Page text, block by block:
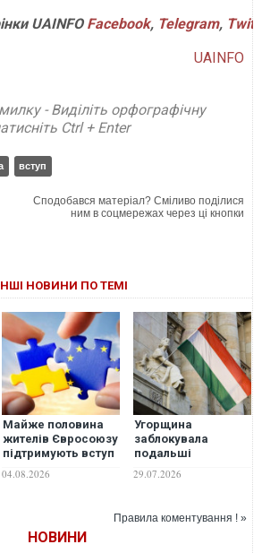
UAINFO Facebook, Telegram,
UAINFO
- Виділіть орфографічну
Ctrl + Enter
вступ
Сподобався матеріал? Сміливо поділися
ним в соцмережах через ці кнопки
НОВИНИ ПО ТЕМІ
Майже половина
жителів Євросоюзу
підтримують вступ
але у Польщі та
04.08.2026
Угорщина
заблокувала
подальші
вступ України в ЄС,
29.07.2026
Правила коментування ! »
НОВИНИ